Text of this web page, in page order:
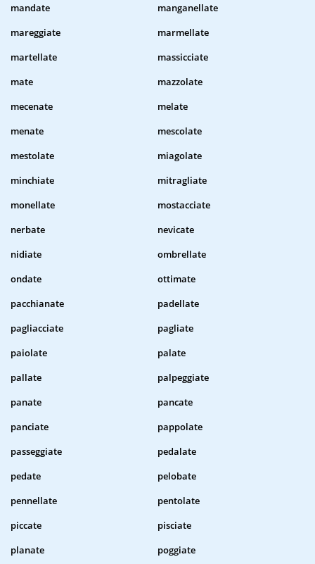
mandate
manganellate
mareggiate
marmellate
martellate
massicciate
mate
mazzolate
mecenate
melate
menate
mescolate
mestolate
miagolate
minchiate
mitragliate
monellate
mostacciate
nerbate
nevicate
nidiate
ombrellate
ondate
ottimate
pacchianate
padellate
pagliacciate
pagliate
paiolate
palate
pallate
palpeggiate
panate
pancate
panciate
pappolate
passeggiate
pedalate
pedate
pelobate
pennellate
pentolate
piccate
pisciate
planate
poggiate